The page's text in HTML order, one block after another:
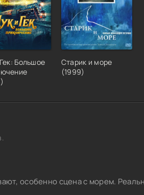
Большое
Старик и море
(1999)
особенно сцена с морем.